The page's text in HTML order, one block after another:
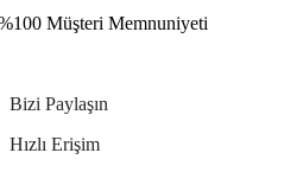
Müşteri Memnuniyeti
Bizi Paylaşın
Hızlı Erişim